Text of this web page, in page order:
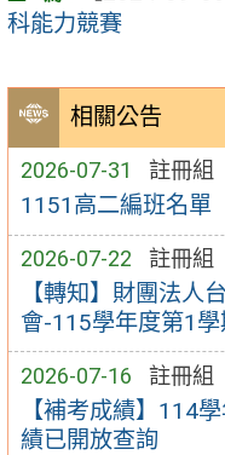
相關公告
2026-07-31 註冊組
1151高二編班名單
2026-07-22 註冊組
【轉知】財團法人
會-115學年度第1
2026-07-16 註冊組
【補考成績】114
績已開放查詢
科能力競賽